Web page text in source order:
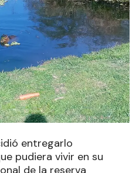
entregarlo
pudiera vivir en su
de la reserva